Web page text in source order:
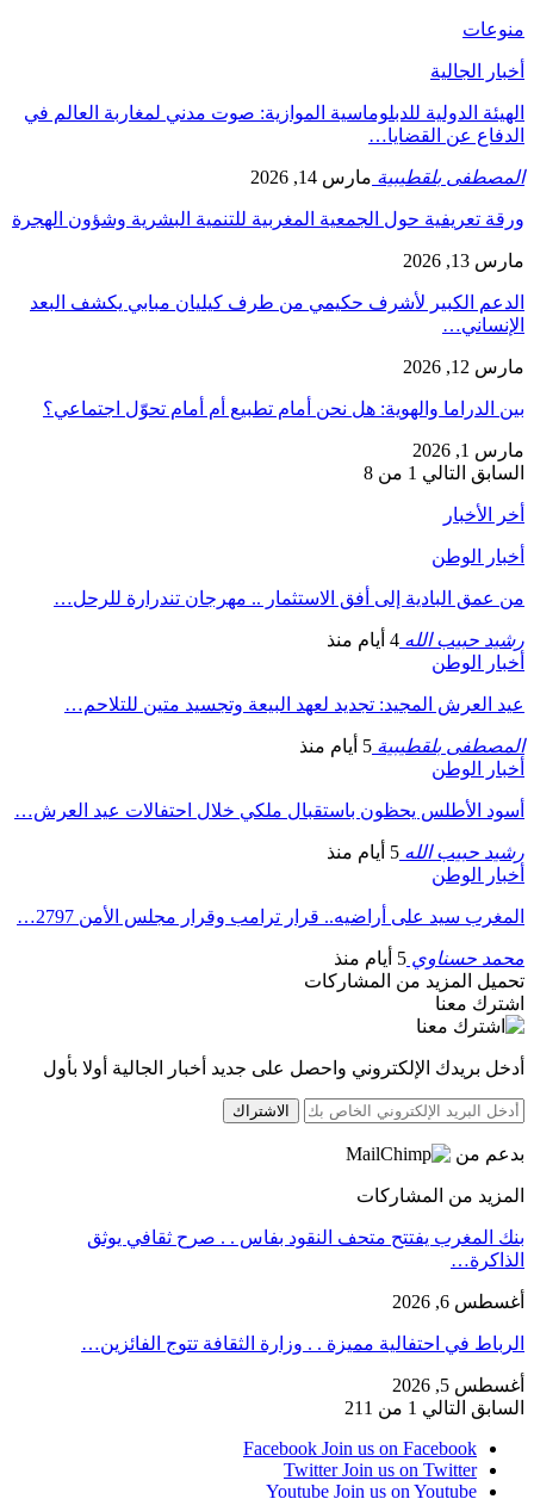
منوعات
أخبار الجالية
الهيئة الدولية للدبلوماسية الموازية: صوت مدني لمغاربة العالم في
الدفاع عن القضايا…
المصطفى بلقطيبية مارس 14, 2026
ورقة تعريفية حول الجمعية المغربية للتنمية البشرية وشؤون الهجرة
مارس 13, 2026
الدعم الكبير لأشرف حكيمي من طرف كيليان مبابي يكشف البعد
الإنساني…
مارس 12, 2026
بين الدراما والهوية: هل نحن أمام تطبيع أم أمام تحوّل اجتماعي؟
مارس 1, 2026
السابق التالي 1 من 8
أخر الأخبار
أخبار الوطن
من عمق البادية إلى أفق الاستثمار .. مهرجان تندرارة للرحل…
رشيد حبيب الله 4 أيام منذ
أخبار الوطن
عيد العرش المجيد: تجديد لعهد البيعة وتجسيد متين للتلاحم…
المصطفى بلقطيبية 5 أيام منذ
أخبار الوطن
أسود الأطلس يحظون باستقبال ملكي خلال احتفالات عيد العرش…
رشيد حبيب الله 5 أيام منذ
أخبار الوطن
المغرب سيد على أراضيه.. قرار ترامب وقرار مجلس الأمن 2797…
محمد حسناوي 5 أيام منذ
تحميل المزيد من المشاركات
اشترك معنا
أدخل بريدك الإلكتروني واحصل على جديد أخبار الجالية أولا بأول
الاشتراك
بدعم من
المزيد من المشاركات
بنك المغرب يفتتح متحف النقود بفاس . . صرح ثقافي يوثق
الذاكرة…
أغسطس 6, 2026
الرباط في احتفالية مميزة . . وزارة الثقافة تتوج الفائزين…
أغسطس 5, 2026
السابق التالي 1 من 211
Facebook Join us on Facebook
Twitter Join us on Twitter
Youtube Join us on Youtube